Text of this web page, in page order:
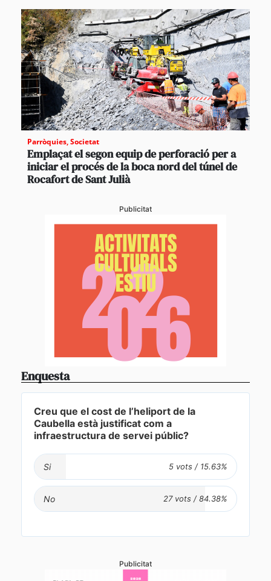
Parròquies,Societat
Emplaçat el segon equip de perforació per a
iniciar el procés de la boca nord del túnel de
Rocafort de Sant Julià
Publicitat
Enquesta
Creu que el cost de l’heliport de la
Caubella està justificat com a
infraestructura de servei públic?
Si
No
Publicitat